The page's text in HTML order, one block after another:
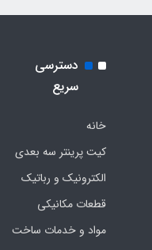
دسترسی
سریع
خانه
کیت پرینتر سه بعدی
الکترونیک و رباتیک
قطعات مکانیکی
مواد و خدمات ساخت